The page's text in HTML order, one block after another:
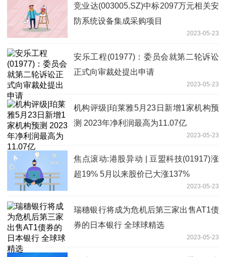
竞业达(003005.SZ)中标2097万元相关安
防系统设备集成采购项目
2023-05-23
安乐工程(01977)：委员会就第二轮诉讼
正式向审裁处提出申请
2023-05-23
机构评级|珀莱雅5月23日新增1家机构预
测 2023年净利润最高为11.07亿
2023-05-23
焦点滚动:港股异动 | 豆盟科技(01917)涨
超19% 5月以来股价已大涨137%
2023-05-23
瑞穗银行将成为危机后第三家出售AT1债
券的日本银行 全球球精选
2023-05-23